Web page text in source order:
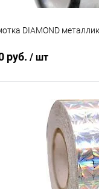
DIAMOND металлик
руб. / шт
В
Купить в 1 клик